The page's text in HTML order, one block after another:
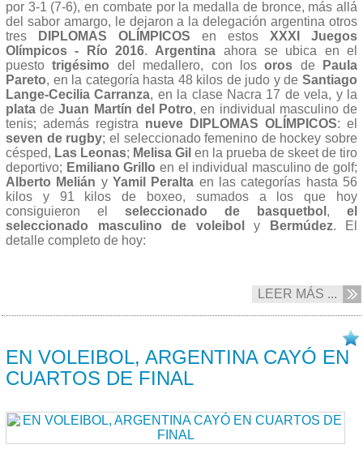
por 3-1 (7-6), en combate por la medalla de bronce, más allá
del sabor amargo, le dejaron a la delegación argentina otros
tres
DIPLOMAS OLÍMPICOS en estos XXXI Juegos
Olímpicos - Río 2016. Argentina ahora se ubica en el
puestotrigésimo del medallero, con losoros de
Paula
Pareto, en la categoría hasta 48 kilos de judo y de Santiago
Lange-Cecilia Carranza, en la clase Nacra 17 de vela, y la
plata deJuan Martín del Potro, en individual masculino de
tenis; además registra nueve DIPLOMAS OLÍMPICOS: el
seven de rugby; el seleccionado femenino de hockey sobre
césped, Las Leonas; Melisa Gil en la prueba de skeet de tiro
deportivo; Emiliano Grillo en el individual masculino de golf;
Alberto Melián yYamil Peralta en las categorías hasta 56
kilos y 91 kilos de boxeo, sumados a los que hoy
consiguieron el seleccionado de basquetbol , el
seleccionado masculino de voleibol y Bermúdez. El
detalle completo de hoy:
LEER MÁS ...
EN VOLEIBOL, ARGENTINA CAYÓ EN
CUARTOS DE FINAL